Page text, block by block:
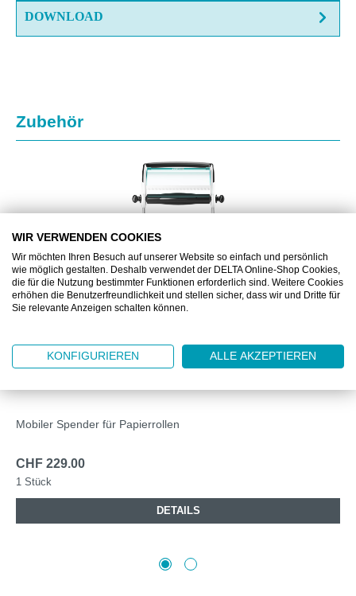
DOWNLOAD
Produktgalerie überspringen
Zubehör
ML652000
Mobiler Spender für Papierrollen
CHF 229.00
1 Stück
DETAILS
WIR VERWENDEN COOKIES
Wir möchten Ihren Besuch auf unserer Website so einfach und persönlich
wie möglich gestalten. Deshalb verwendet der DELTA Online-Shop Cookies,
die für die Nutzung bestimmter Funktionen erforderlich sind. Weitere Cookies
erhöhen die Benutzerfreundlichkeit und stellen sicher, dass wir und Dritte für
Sie relevante Anzeigen schalten können.
KONFIGURIEREN ALLE AKZEPTIEREN